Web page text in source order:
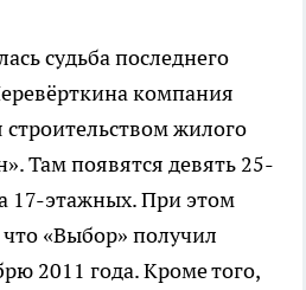
судьба последнего
компания
жилого
Там появятся девять 25-
17-этажных. При этом
«Выбор» получил
2011 года. Кроме того,